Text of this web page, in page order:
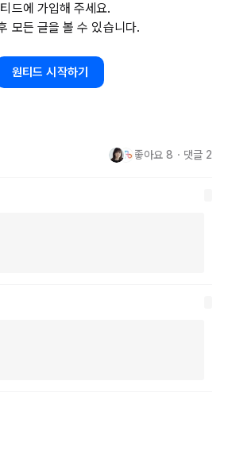
어요 지금은 펭수 세수대야에서 씻기고 있
싶어서 ㅎㅎ🛁🛁🛁🛁🛁
드에 가입해 주세요.
모든 글을 볼 수 있습니다.
원티드 시작하기
좋아요 8 ・ 댓글 2